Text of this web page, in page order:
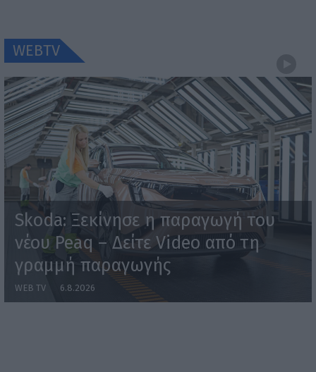
WEBTV
Skoda: Ξεκίνησε η παραγωγή του
νέου Peaq – Δείτε Video από τη
γραμμή παραγωγής
WEB TV 6.8.2026